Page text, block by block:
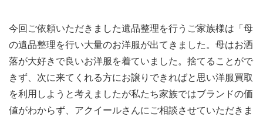
今回ご依頼いただきました遺品整理を行うご家族様は「母
の遺品整理を行い大量のお洋服が出てきました。母はお洒
落が大好きで良いお洋服を着ていました。捨てることがで
きず、次に来てくれる方にお譲りできればと思い洋服買取
を利用しようと考えましたが私たち家族ではブランドの価
値がわからず、アクイールさんにご相談させていただきま